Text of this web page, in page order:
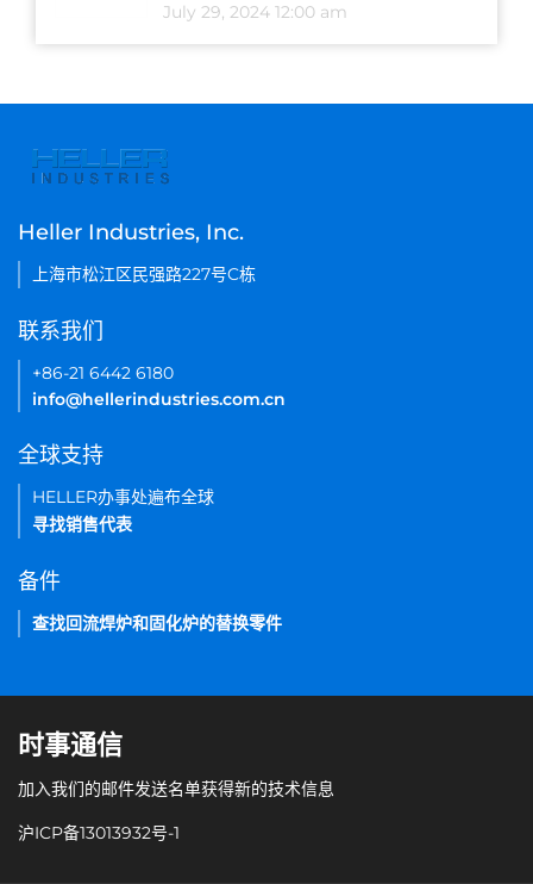
July 29, 2024 12:00 am
Heller Industries, Inc.
上海市松江区民强路227号C栋
联系我们
+86-21 6442 6180
info@hellerindustries.com.cn
全球支持
HELLER办事处遍布全球
寻找销售代表
备件
查找回流焊炉和固化炉的替换零件
时事通信
加入我们的邮件发送名单获得新的技术信息
沪ICP备13013932号-1